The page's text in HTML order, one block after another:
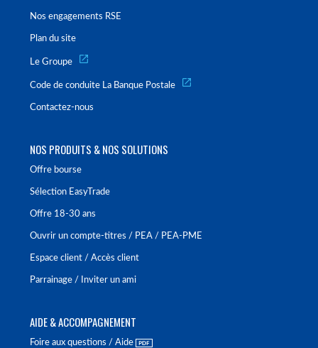
Nos engagements RSE
Plan du site
Le Groupe
Code de conduite La Banque Postale
Contactez-nous
NOS PRODUITS & NOS SOLUTIONS
Offre bourse
Sélection EasyTrade
Offre 18-30 ans
Ouvrir un compte-titres / PEA / PEA-PME
Espace client / Accès client
Parrainage / Inviter un ami
AIDE & ACCOMPAGNEMENT
Foire aux questions / Aide